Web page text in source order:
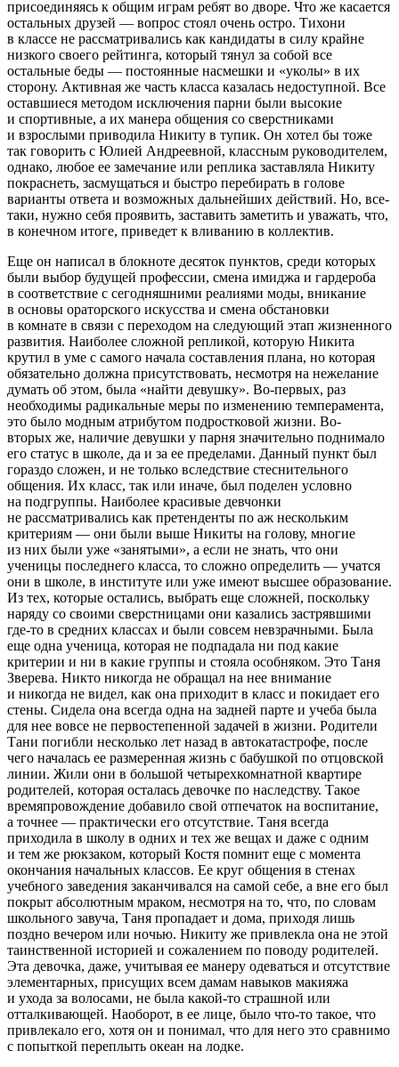
присоединяясь к общим играм ребят во дворе. Что же касается
остальных друзей — вопрос стоял очень остро. Тихони
в классе не рассматривались как кандидаты в силу крайне
низкого своего рейтинга, который тянул за собой все
остальные беды — постоянные насмешки и «уколы» в их
сторону. Активная же часть класса казалась недоступной. Все
оставшиеся методом исключения парни были высокие
и спортивные, а их манера общения со сверстниками
и взрослыми приводила Никиту в тупик. Он хотел бы тоже
так говорить с Юлией Андреевной, классным руководителем,
однако, любое ее замечание или реплика заставляла Никиту
покраснеть, засмущаться и быстро перебирать в голове
варианты ответа и возможных дальнейших действий. Но, все-
таки, нужно себя проявить, заставить заметить и уважать, что,
в конечном итоге, приведет к вливанию в коллектив.
Еще он написал в блокноте десяток пунктов, среди которых
были выбор будущей профессии, смена имиджа и гардероба
в соответствие с сегодняшними реалиями моды, вникание
в основы ораторского искусства и смена обстановки
в комнате в связи с переходом на следующий этап жизненного
развития. Наиболее сложной репликой, которую Никита
крутил в уме с самого начала составления плана, но которая
обязательно должна присутствовать, несмотря на нежелание
думать об этом, была «найти девушку». Во-первых, раз
необходимы радикальные меры по изменению темперамента,
это было модным атрибутом подростковой жизни. Во-
вторых же, наличие девушки у парня значительно поднимало
его статус в школе, да и за ее пределами. Данный пункт был
гораздо сложен, и не только вследствие стеснительного
общения. Их класс, так или иначе, был поделен условно
на подгруппы. Наиболее красивые девчонки
не рассматривались как претенденты по аж нескольким
критериям — они были выше Никиты на голову, многие
из них были уже «занятыми», а если не знать, что они
ученицы последнего класса, то сложно определить — учатся
они в школе, в институте или уже имеют высшее образование.
Из тех, которые остались, выбрать еще сложней, поскольку
наряду со своими сверстницами они казались застрявшими
где-то в средних классах и были совсем невзрачными. Была
еще одна ученица, которая не подпадала ни под какие
критерии и ни в какие группы и стояла особняком. Это Таня
Зверева. Никто никогда не обращал на нее внимание
и никогда не видел, как она приходит в класс и покидает его
стены. Сидела она всегда одна на задней парте и учеба была
для нее вовсе не первостепенной задачей в жизни. Родители
Тани погибли несколько лет назад в автокатастрофе, после
чего началась ее размеренная жизнь с бабушкой по отцовской
линии. Жили они в большой четырехкомнатной квартире
родителей, которая осталась девочке по наследству. Такое
времяпровождение добавило свой отпечаток на воспитание,
а точнее — практически его отсутствие. Таня всегда
приходила в школу в одних и тех же вещах и даже с одним
и тем же рюкзаком, который Костя помнит еще с момента
окончания начальных классов. Ее круг общения в стенах
учебного заведения заканчивался на самой себе, а вне его был
покрыт абсолютным мраком, несмотря на то, что, по словам
школьного завуча, Таня пропадает и дома, приходя лишь
поздно вечером или ночью. Никиту же привлекла она не этой
таинственной историей и сожалением по поводу родителей.
Эта девочка, даже, учитывая ее манеру одеваться и отсутствие
элементарных, присущих всем дамам навыков макияжа
и ухода за волосами, не была какой-то страшной или
отталкивающей. Наоборот, в ее лице, было что-то такое, что
привлекало его, хотя он и понимал, что для него это сравнимо
с попыткой переплыть океан на лодке.